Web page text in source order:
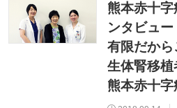
熊本赤十
ンタビュー
有限だから
生体腎移
熊本赤十